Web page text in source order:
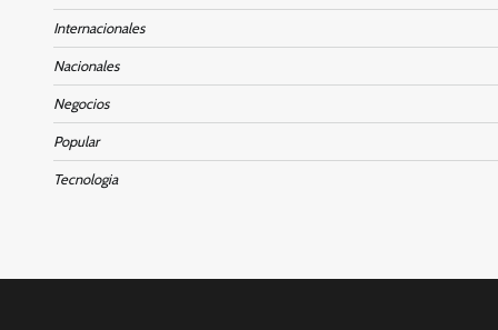
Internacionales
Nacionales
Negocios
Popular
Tecnologia